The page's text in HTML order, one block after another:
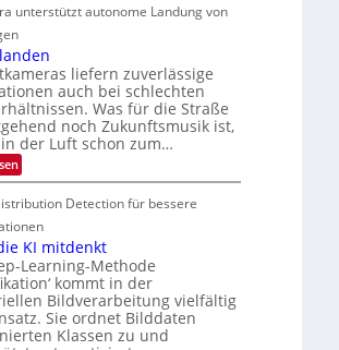
M
e
m
s
u
n
d
M
a
n
t
i
S
p
e
c
l
i
c
h
k
e
i
t
e
n
d
e
r
i
n
V
I
S
I
O
N
T
e
c
h
T
u
i
d
e
d
T
o
u
r
e
u
f
d
e
r
unterstützt autonome Landung von
liefern zuverlässige
auch bei schlechten
Was für die Straße
noch Zukunftsmusik ist,
der Luft schon zum…
:
S
c
h
e
l
a
n
d
e
n
Detection für bessere
KI mitdenkt
Learning-Methode
kommt in der
Bildverarbeitung vielfältig
Sie ordnet Bilddaten
Klassen zu und